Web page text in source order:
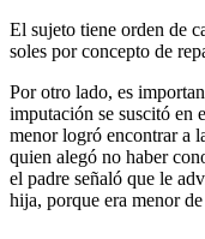
El sujeto tiene orden de
soles por concepto de
Por otro lado, es
imputación se suscitó en
menor logró encontrar a
quien alegó no haber
el padre señaló que le
hija, porque era menor de